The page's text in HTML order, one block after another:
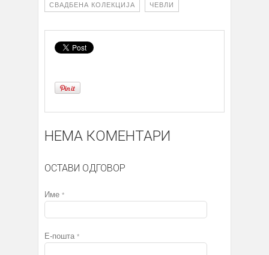
СВАДБЕНА КОЛЕКЦИЈА ЧЕВЛИ
НЕМА КОМЕНТАРИ
ОСТАВИ ОДГОВОР
Име *
Е-пошта *